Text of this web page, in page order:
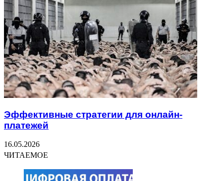
Эффективные стратегии для онлайн-
платежей
16.05.2026
ЧИТАЕМОЕ